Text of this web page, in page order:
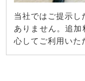
当社ではご提示し
ありません。追
心してご利用いた